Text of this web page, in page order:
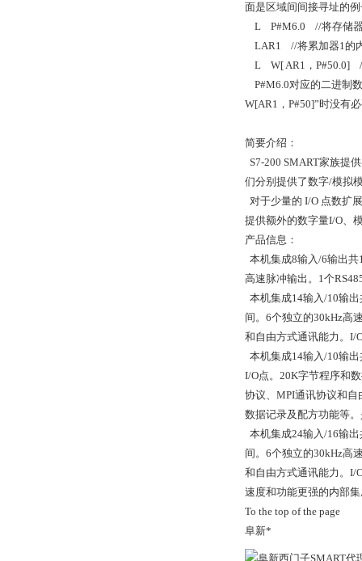
面是区域间间接寻址的
L P#M6.0 //将存储
LAR1 //将累加器1的
L W[ AR1 ， P#50.0]
P#M6.0对应的二进制
W[AR1 ， P#50]”时没有
简要介绍：
S7-200 SMART家族提
们分别提供了数字/模拟
对于少量的 I/O 点数扩
提供额外的数字量I/O、
产品信息：
本机集成8输入/6输出
高速脉冲输出。1个
本机集成14输入/10输
间。6个独立的30kHz高
和自由方式通讯能力。I/
本机集成14输入/10输
I/O点。20K字节程序和
协议、MPI通讯协议和
数据记录及配方功能等
本机集成24输入/16输
间。6个独立的30kHz高
和自由方式通讯能力。I/
速度和功能更强的内部
To the top of the page
阜新*